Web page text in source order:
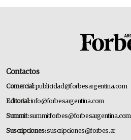
Contactos
Comercial:publicidad@forbesargentina.com
Editorial:info@forbesargentina.com
Summit:summitforbes@forbesargentina.com
Suscripciones:suscripciones@forbes.ar